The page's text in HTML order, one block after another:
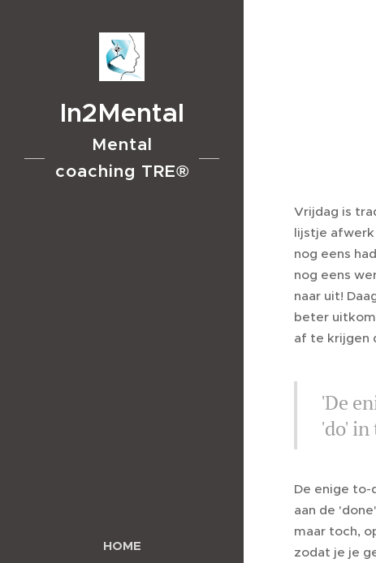
In2Mental
Mental
coaching TRE®
HOME
Vrijdag is
lijstje afwerk
nog eens
nog eens
naar uit!
beter
af te krijgen
'De
'do' in
De enige to-
aan de
maar toch,
zodat je je